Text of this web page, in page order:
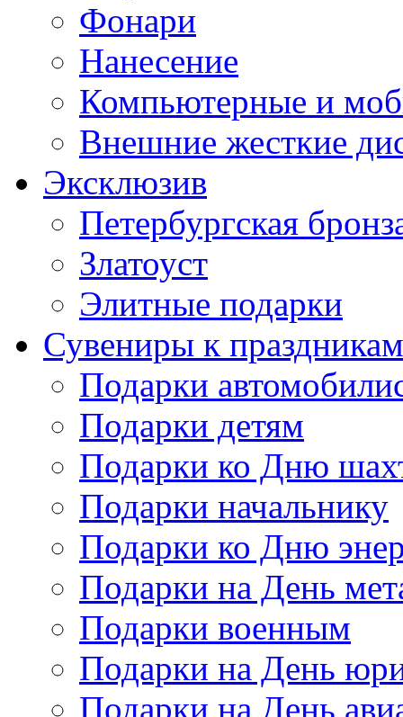
Фонари
Нанесение
Компьютерные и
Внешние жесткие
Эксклюзив
Петербургская
Златоуст
Элитные подарки
Сувениры к праздникам
Подарки
Подарки детям
Подарки ко Дню
Подарки начальнику
Подарки ко Дню
Подарки на День
Подарки военным
Подарки на День
Подарки на День